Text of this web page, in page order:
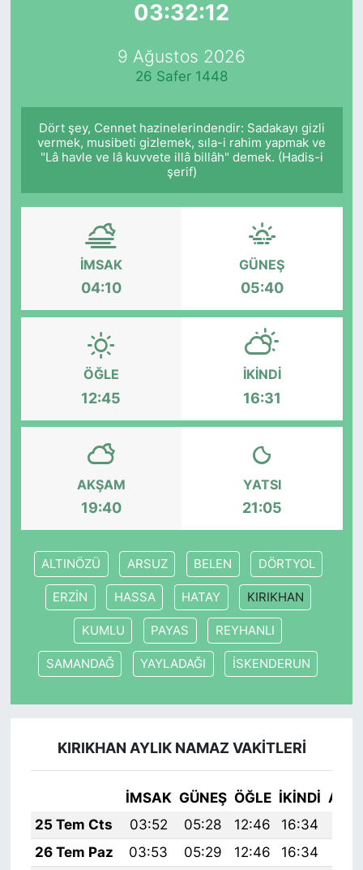
03:32:12
9 Ağustos 2026
26 Safer 1448
Dört şey, Cennet hazinelerindendir: Sadakayı gizli
vermek, musibeti gizlemek, sıla-i rahim yapmak ve
"Lâ havle ve lâ kuvvete illâ billâh" demek. (Hadis-i
şerif)
İMSAK
04:10
GÜNEŞ
05:40
ÖĞLE
12:45
İKINDI
16:31
AKŞAM
19:40
YATSI
21:05
ALTINÖZÜ ARSUZ BELEN DÖRTYOL
ERZİN HASSA HATAY KIRIKHAN
KUMLU PAYAS REYHANLI
SAMANDAĞ YAYLADAĞI İSKENDERUN
KIRIKHAN AYLIK NAMAZ VAKITLERI
İMSAK GÜNEŞ ÖĞLE İKINDI
25 Tem Cts
03:52 05:28 12:46 16:34
26 Tem Paz
03:53 05:29 12:46 16:34
Spor
ŞİRKET HABERLERİ
SAVUNMA SANAYİ
FUAR HABERLERİ
FUAR TAKVİMİ
Amerika Fuarları
FUAR RAPORU
FESTİVAL HABERLERİ
FESTİVAL TAKVİMİ
KONGRE HABERLERİ
KONGRE TAKVİMİ
RÖPORTAJLAR
BİYOGRAFİLER